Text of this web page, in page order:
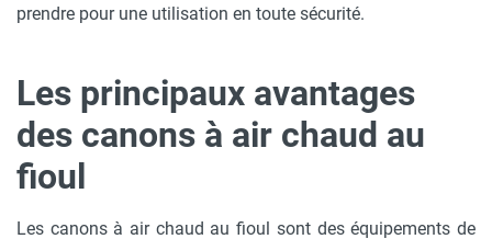
prendre pour une utilisation en toute sécurité.
Les principaux avantages
des canons à air chaud au
fioul
Les canons à air chaud au fioul sont des équipements de